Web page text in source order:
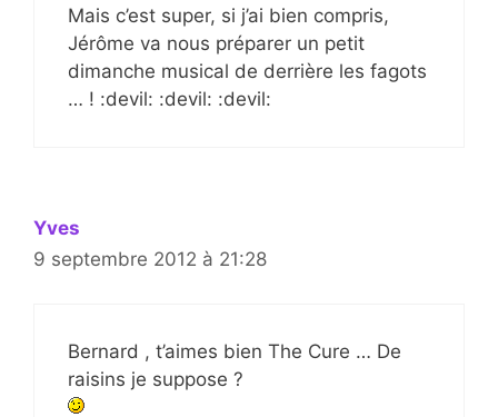
Mais c’est super, si j’ai bien compris,
Jérôme va nous préparer un petit
dimanche musical de derrière les fagots
… ! :devil: :devil: :devil:
Yves
9 septembre 2012 à 21:28
Bernard , t’aimes bien The Cure … De
raisins je suppose ?